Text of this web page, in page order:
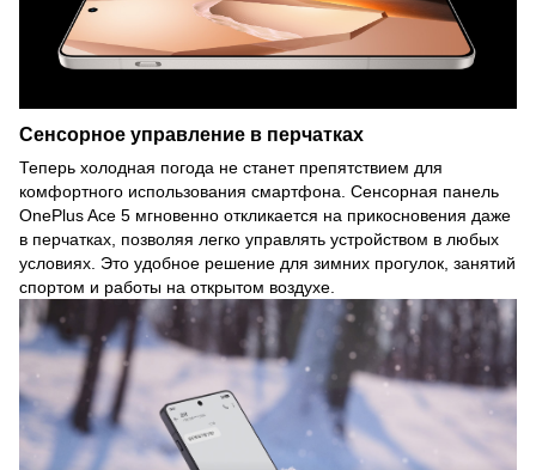
Сенсорное управление в перчатках
Теперь холодная погода не станет препятствием для
комфортного использования смартфона. Сенсорная панель
OnePlus Ace 5 мгновенно откликается на прикосновения даже
в перчатках, позволяя легко управлять устройством в любых
условиях. Это удобное решение для зимних прогулок, занятий
спортом и работы на открытом воздухе.